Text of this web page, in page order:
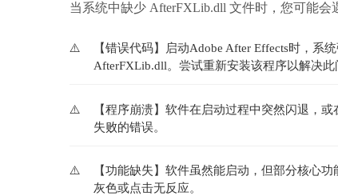
当系统中缺少 AfterFXLib.dll 文件时，您可能会
【错误代码】启动Adobe After Effects时，系
AfterFXLib.dll。尝试重新安装该程序以解决
【程序崩溃】软件在启动过程中突然闪退，
失败的错误。
【功能缺失】软件虽然能启动，但部分核心
灰色或点击无反应。